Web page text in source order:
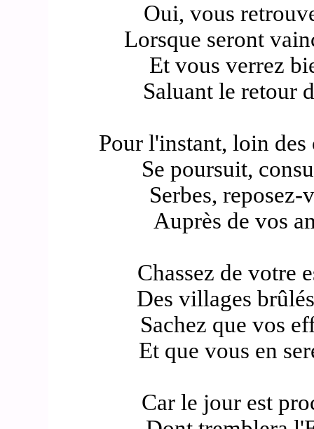
Oui, vous
Lorsque seront
Et vous verrez
Saluant le retour
Pour l'instant, loin
Se poursuit,
Serbes,
Auprès de vos
Chassez de votre
Des villages
Sachez que vos
Et que vous en
Car le jour est